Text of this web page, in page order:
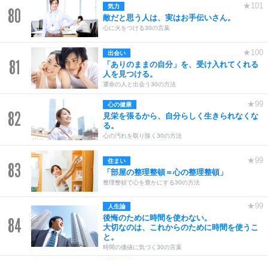
80 気力
★101
敵だと思う人は、実はお手伝いさん。
心に火をつける30の言葉
81
出会い
★100
「ありのままの自分」を、受け入れてくれる
人を見つける。
運命の人と出会う30の方法
82
心の健康
★99
見栄を張るから、自分らしく生きられなくな
る。
心の汚れを取り除く30の方法
83 住まい
★99
「部屋の整理整頓＝心の整理整頓」
整理整頓で心を豊かにする30の方法
84
人生論
★99
後悔のために時間を使わない。
大切なのは、これからのために時間を使うこ
と。
時間の価値に気づく30の言葉